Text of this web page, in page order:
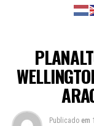
Publicado em